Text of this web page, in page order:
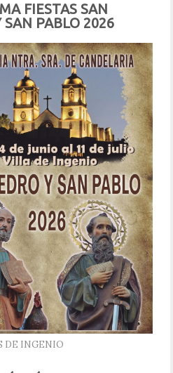
FIESTAS SAN
SAN PABLO 2026
DE INGENIO